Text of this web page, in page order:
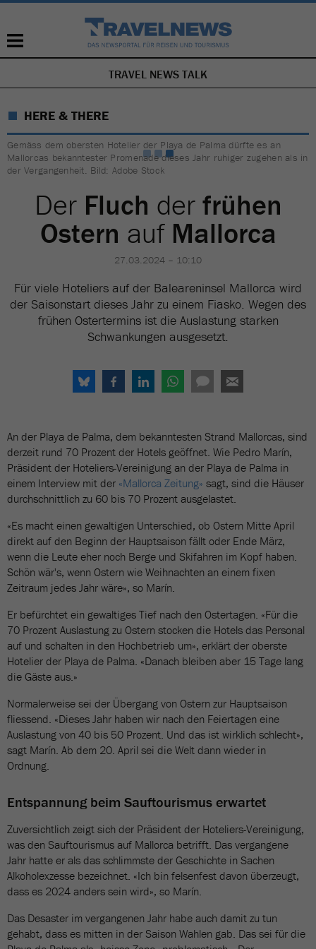
NAVIGATION
ÜBERSPRINGEN
TRAVEL NEWS TALK
HERE & THERE
Gemäss dem obersten Hotelier der Playa de Palma dürfte es an
Mallorcas bekanntester Promenade dieses Jahr ruhiger zugehen als in
der Vergangenheit. Bild: Adobe Stock
Der Fluch der frühen
Ostern auf Mallorca
27.03.2024 – 10:10
Für viele Hoteliers auf der Baleareninsel Mallorca wird
der Saisonstart dieses Jahr zu einem Fiasko. Wegen des
frühen Ostertermins ist die Auslastung starken
Schwankungen ausgesetzt.
An der Playa de Palma, dem bekanntesten Strand Mallorcas, sind
derzeit rund 70 Prozent der Hotels geöffnet. Wie Pedro Marín,
Präsident der Hoteliers-Vereinigung an der Playa de Palma in
einem Interview mit der «Mallorca Zeitung» sagt, sind die Häuser
durchschnittlich zu 60 bis 70 Prozent ausgelastet.
«Es macht einen gewaltigen Unterschied, ob Ostern Mitte April
direkt auf den Beginn der Hauptsaison fällt oder Ende März,
wenn die Leute eher noch Berge und Skifahren im Kopf haben.
Schön wär's, wenn Ostern wie Weihnachten an einem fixen
Zeitraum jedes Jahr wäre», so Marín.
Er befürchtet ein gewaltiges Tief nach den Ostertagen. «Für die
70 Prozent Auslastung zu Ostern stocken die Hotels das Personal
auf und schalten in den Hochbetrieb um», erklärt der oberste
Hotelier der Playa de Palma. «Danach bleiben aber 15 Tage lang
die Gäste aus.»
Normalerweise sei der Übergang von Ostern zur Hauptsaison
fliessend. «Dieses Jahr haben wir nach den Feiertagen eine
Auslastung von 40 bis 50 Prozent. Und das ist wirklich schlecht»,
sagt Marín. Ab dem 20. April sei die Welt dann wieder in
Ordnung.
Entspannung beim Sauftourismus erwartet
Zuversichtlich zeigt sich der Präsident der Hoteliers-Vereinigung,
was den Sauftourismus auf Mallorca betrifft. Das vergangene
Jahr hatte er als das schlimmste der Geschichte in Sachen
Alkoholexzesse bezeichnet. «Ich bin felsenfest davon überzeugt,
dass es 2024 anders sein wird», so Marín.
Das Desaster im vergangenen Jahr habe auch damit zu tun
gehabt, dass es mitten in der Saison Wahlen gab. Das sei für die